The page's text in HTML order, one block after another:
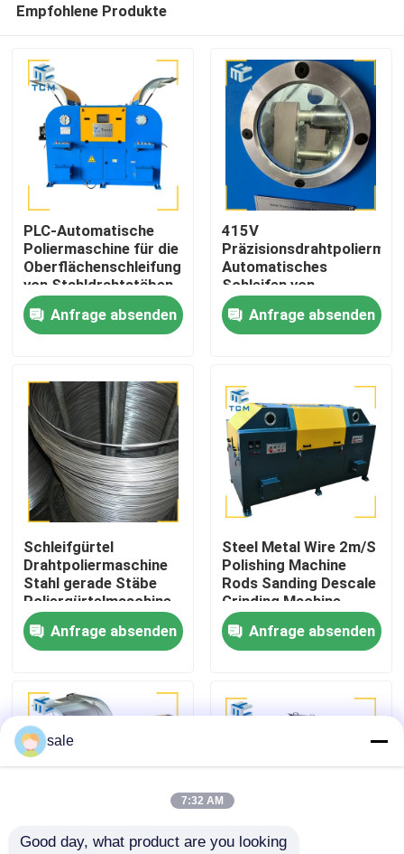
Zu Hause
Produkte
Über uns
Werksbesichtigung
Qualitätskontrolle
Kontakt mit uns
Rechtssachen
Tankpoliermaschine
Empfohlene Produkte
PLC-Automatische
Poliermaschine für die
Oberflächenschleifung
von Stahldrahtstäben
Anfrage absenden
415V
Automatisches
Schleifen von
Metalldraht
Anfrage absenden
Schleifgürtel
Drahtpoliermaschine
Stahl gerade Stäbe
Poliergürtelmaschine
380V
Anfrage absenden
Steel Metal Wire 2m/S
Polishing Machine
Rods Sanding Descale
Grinding Machine
Anfrage absenden
sale
7:32 AM
Good day, what product are you looking